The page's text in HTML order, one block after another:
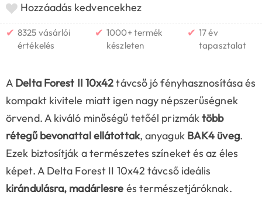
Hozzáadás kedvencekhez
✔ 8325 vásárlói
értékelés
✔ 1000+ termék
készleten
✔ 17 év
tapasztalat
A Delta Forest II 10x42távcső jó fényhasznosítása és
kompakt kivitele miatt igen nagy népszerűségnek
örvend. A kiváló minőségű tetőél prizmáktöbb
rétegű bevonattal ellátottak, anyaguk BAK4 üveg.
Ezek biztosítják a természetes színeket és az éles
képet. A Delta Forest II 10x42 távcső ideális
kirándulásra, madárlesre és természetjáróknak.